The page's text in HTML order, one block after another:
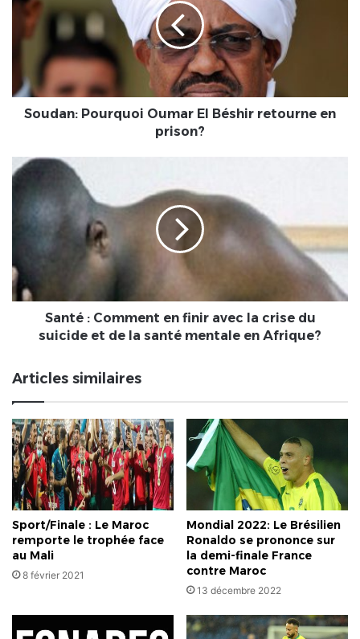
El
Béshir
prison?
Soudan: Pourquoi Oumar El Béshir retourne en
prison?
Santé
:
Comment
la
crise
du
santé
mentale
en
Afrique?
Santé : Comment en finir avec la crise du
suicide et de la santé mentale en Afrique?
Articles similaires
Sport/Finale : Le Maroc
remporte le trophée face
au Mali
8 février 2021
Mondial 2022: Le Brésilien
Ronaldo se prononce sur
la demi-finale France
contre Maroc
13 décembre 2022